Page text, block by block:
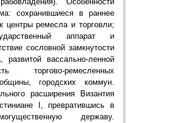
сохранившиеся в раннее
центры ремесла и торговли;
аппарат и
сословной замкнутости
развитой вассально-ленной
торгово-ремесленных
городских коммун.
расширения Византия
I, превратившись в
державу.